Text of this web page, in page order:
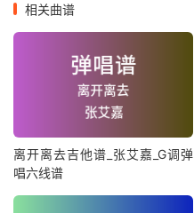
相关曲谱
离开离去吉他谱_张艾嘉_G调弹
唱六线谱